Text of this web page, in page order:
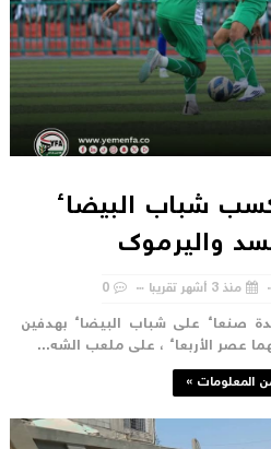
شباب البيضاء
واليرموك
منذ 3 أشهر تقريبا 0
صنعاء على شباب البيضاء بهدفين
الأربعاء ، على ملعب الشه...
»